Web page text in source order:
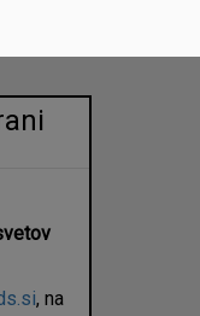
, na